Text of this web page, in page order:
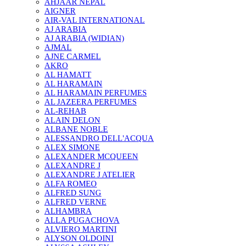
AHJAAR NEPAL
AIGNER
AIR-VAL INTERNATIONAL
AJ ARABIA
AJ ARABIA (WIDIAN)
AJMAL
AJNE CARMEL
AKRO
AL HAMATT
AL HARAMAIN
AL HARAMAIN PERFUMES
AL JAZEERA PERFUMES
AL-REHAB
ALAIN DELON
ALBANE NOBLE
ALESSANDRO DELL'ACQUA
ALEX SIMONE
ALEXANDER MCQUEEN
ALEXANDRE J
ALEXANDRE J ATELIER
ALFA ROMEO
ALFRED SUNG
ALFRED VERNE
ALHAMBRA
ALLA PUGACHOVA
ALVIERO MARTINI
ALYSON OLDOINI